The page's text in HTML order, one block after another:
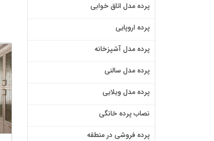
پرده مدل اتاق خوابی
پرده اروپایی
پرده مدل آشپزخانه
پرده مدل سالنی
پرده مدل ویلایی
نصاب پرده خانگی
پرده فروشی در منطقه